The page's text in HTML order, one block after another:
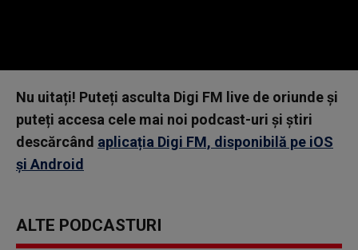
seconds
seconds
Nu uitați! Puteți asculta Digi FM live de oriunde și
puteți accesa cele mai noi podcast-uri și știri
descărcând aplicația Digi FM, disponibilă pe iOS
și Android
ALTE PODCASTURI